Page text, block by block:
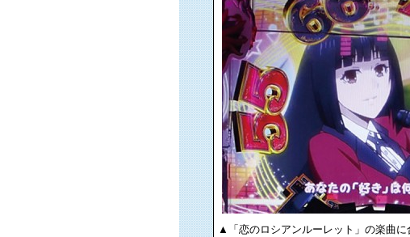
▲「恋のロシアンルーレット」の楽曲